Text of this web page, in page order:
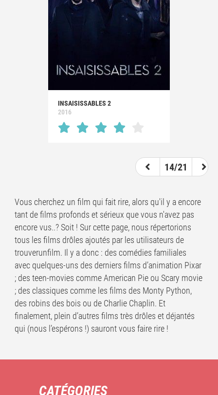
INSAISISSABLES 2
2016
14/21
Vous cherchez un film qui fait rire, alors qu'il y a encore
tant de films profonds et sérieux que vous n'avez pas
encore vus..? Soit ! Sur cette page, nous répertorions
tous les films drôles ajoutés par les utilisateurs de
trouverunfilm. Il y a donc : des comédies familiales
avec quelques-uns des derniers films d’animation Pixar
; des teen-movies comme American Pie ou Scary movie
; des classiques comme les films des Monty Python,
des robins des bois ou de Charlie Chaplin. Et
finalement, plein d’autres films très drôles et déjantés
qui (nous l’espérons !) sauront vous faire rire !
CATÉGORIES